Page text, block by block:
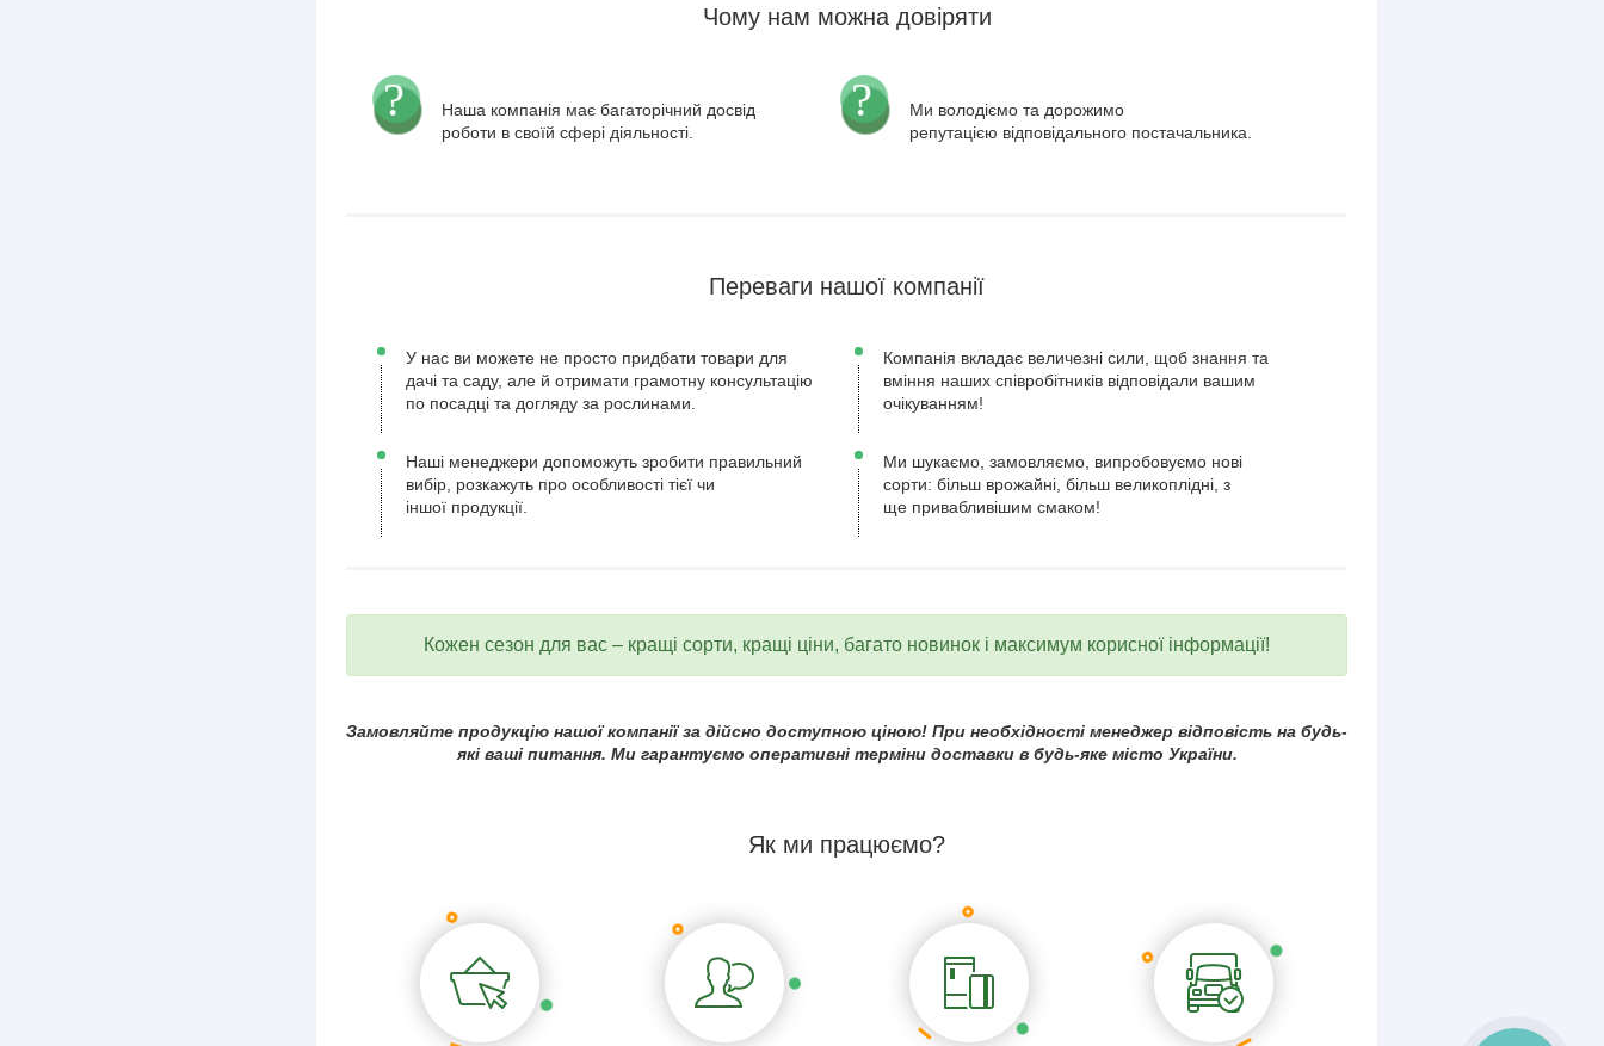
Чому нам можна довіряти
Наша компанія має багаторічний досвід
роботи в своїй сфері діяльності.
Ми володіємо та дорожимо
репутацією відповідального постачальника.
Переваги нашої компанії
У нас ви можете не просто придбати товари для
дачі та саду, але й отримати грамотну консультацію
по посадці та догляду за рослинами.
Компанія вкладає величезні сили, щоб знання та
вміння наших співробітників відповідали вашим
очікуванням!
Наші менеджери допоможуть зробити правильний
вибір, розкажуть про особливості тієї чи
іншої продукції.
Ми шукаємо, замовляємо, випробовуємо нові
сорти: більш врожайні, більш великоплідні, з
ще привабливішим смаком!
Кожен сезон для вас – кращі сорти, кращі ціни, багато новинок і максимум корисної інформації!
Замовляйте продукцію нашої компанії за дійсно доступною ціною! При необхідності менеджер відповість на будь-
які ваші питання. Ми гарантуємо оперативні терміни доставки в будь-яке місто України.
Як ми працюємо?